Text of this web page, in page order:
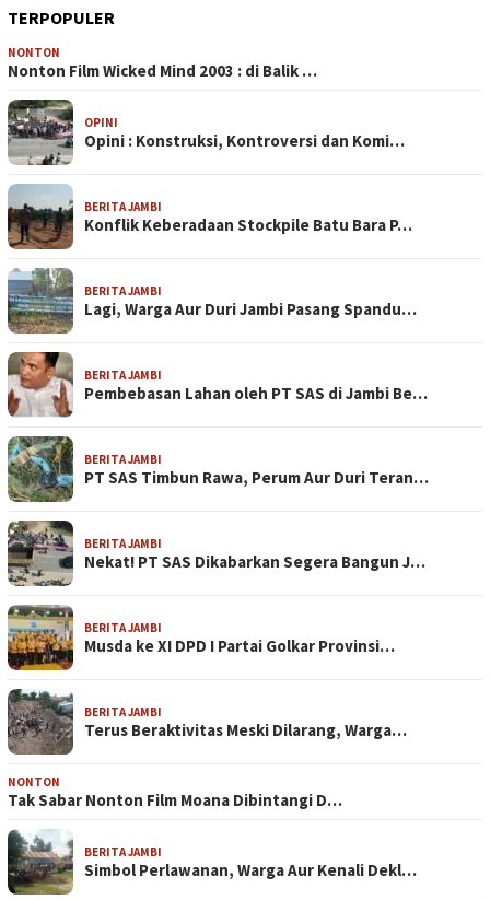
TERPOPULER
NONTON
Nonton Film Wicked Mind 2003 : di Balik …
OPINI
Opini : Konstruksi, Kontroversi dan Komi…
BERITA JAMBI
Konflik Keberadaan Stockpile Batu Bara P…
BERITA JAMBI
Lagi, Warga Aur Duri Jambi Pasang Spandu…
BERITA JAMBI
Pembebasan Lahan oleh PT SAS di Jambi Be…
BERITA JAMBI
PT SAS Timbun Rawa, Perum Aur Duri Teran…
BERITA JAMBI
Nekat! PT SAS Dikabarkan Segera Bangun J…
BERITA JAMBI
Musda ke XI DPD I Partai Golkar Provinsi…
BERITA JAMBI
Terus Beraktivitas Meski Dilarang, Warga…
NONTON
Tak Sabar Nonton Film Moana Dibintangi D…
BERITA JAMBI
Simbol Perlawanan, Warga Aur Kenali Dekl…